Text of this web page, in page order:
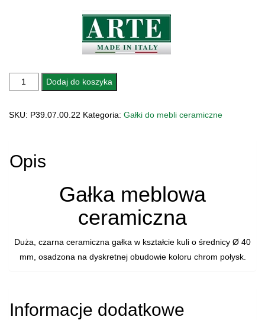
ilość
GAŁKA
Dodaj do koszyka
SKU: P39.07.00.22 Kategoria: Gałki do mebli ceramiczne
Opis
Gałka meblowa
ceramiczna
Duża, czarna ceramiczna gałka w kształcie kuli o średnicy Ø 40
mm, osadzona na dyskretnej obudowie koloru chrom połysk.
Informacje dodatkowe